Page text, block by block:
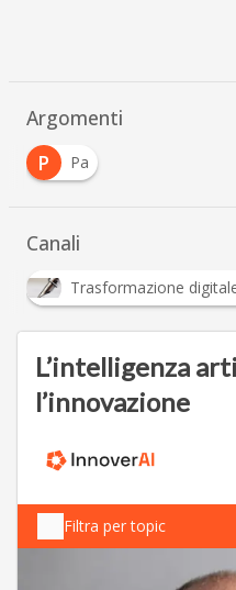
Argomenti
P
Pa
Canali
Trasformazione
L’intelligenza
l’innovazione
Filtra per topic